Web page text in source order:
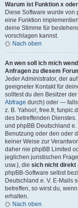
Warum ist Funktion x
Diese Software wurde
eine Funktion
deine Stimme für
vorschlagen kannst.
Nach oben
An wen soll ich mich
Anfragen zu diesem
Jeder Administrator, der
geeigneter Kontakt für
solltest du den Besitzer
Abfrage durch) oder —
z. B. Yahoo!, free.fr,
des betreffenden
und phpBB Deutschland e.
Benutzung oder den oder
keiner Weise zur
daher nie phpBB Limited
jeglichen juristischen
usw.), die sich nicht direkt
phpBB-Software selbst
Deutschland e. V. E-Mails
betreffen, so wirst du,
erhalten.
Nach oben